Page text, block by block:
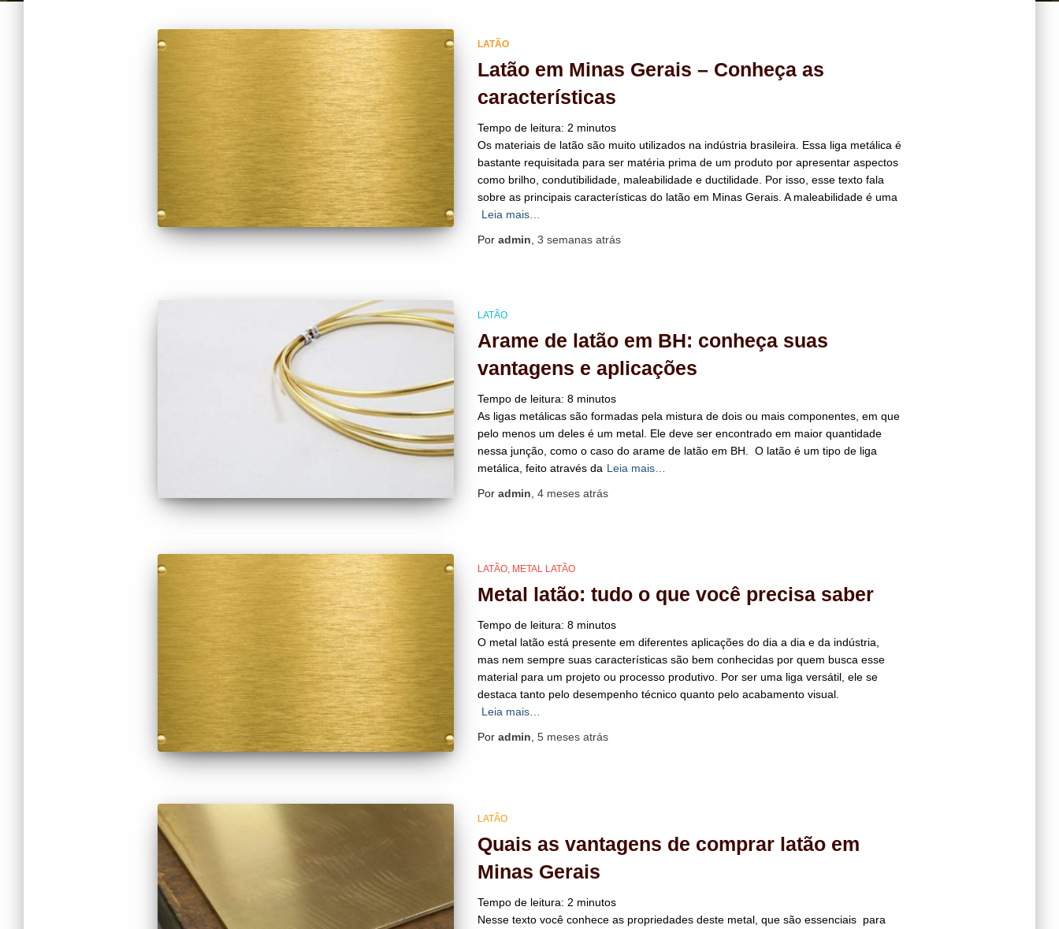
LATÃO
Latão em Minas Gerais – Conheça as
características
Tempo de leitura: 2 minutos
Os materiais de latão são muito utilizados na indústria brasileira. Essa liga metálica é
bastante requisitada para ser matéria prima de um produto por apresentar aspectos
como brilho, condutibilidade, maleabilidade e ductilidade. Por isso, esse texto fala
sobre as principais características do latão em Minas Gerais. A maleabilidade é uma
Leia mais…
Por admin 3 semanasatrás
LATÃO
Arame de latão em BH: conheça suas
vantagens e aplicações
Tempo de leitura: 8 minutos
As ligas metálicas são formadas pela mistura de dois ou mais componentes, em que
pelo menos um deles é um metal. Ele deve ser encontrado em maior quantidade
nessa junção, como o caso do arame de latão em BH. O latão é um tipo de liga
metálica, feito através da Leia mais…
Por admin 4 mesesatrás
LATÃO METAL LATÃO
Metal latão: tudo o que você precisa saber
Tempo de leitura: 8 minutos
O metal latão está presente em diferentes aplicações do dia a dia e da indústria,
mas nem sempre suas características são bem conhecidas por quem busca esse
material para um projeto ou processo produtivo. Por ser uma liga versátil, ele se
destaca tanto pelo desempenho técnico quanto pelo acabamento visual.
Leia mais…
Por admin 5 mesesatrás
LATÃO
Quais as vantagens de comprar latão em
Minas Gerais
Tempo de leitura: 2 minutos
Nesse texto você conhece as propriedades deste metal, que são essenciais para